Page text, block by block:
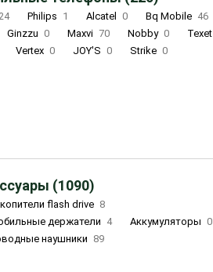
24 Philips 1 Alcatel 0 Bq Mobile 46
Ginzzu 0 Maxvi 70 Nobby 0 Texet
Vertex 0 JOY'S 0 Strike 0
(1090)
flash drive 8
держатели
4 Аккумуляторы 0
наушники 89